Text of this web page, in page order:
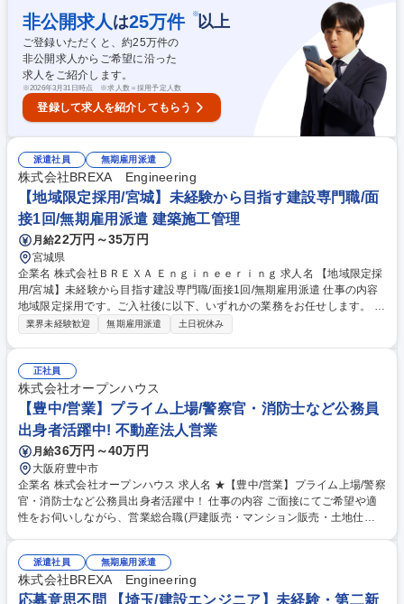
ど）の 製造を行うプラントで機械や電気の専門家として働いていただきま
す。 【～人気の理由ベスト3～学歴や職歴関係なく市場価値の上がる仕
事！】 1：高難易度国家資格を充実のサポートで習得可能！ 2：市場価値
が高い＝収入も高い（自立したい方におすすめ） 3：社会の役に立つ仕事
（あなたの仕事がみんなの生活を支えます！） 募集職種 未経験OK【接
客・販売経験者向け/建設専門職】無期雇用派遣/面接1回/WEB面接
非公開求人 は25万件 ※以上
ご登録いただくと、約25万件の
非公開求人からご希望に沿った
求人をご紹介します。
※2026年3月31日時点 ※求人数＝採用予定人数
登録して求人を紹介してもらう
派遣社員 無期雇用派遣
株式会社BREXA Engineering
【地域限定採用/宮城】未経験から目指す建設専門職/面
接1回/無期雇用派遣 建築施工管理
月給22万円～35万円
宮城県
企業名 株式会社ＢＲＥＸＡ Ｅｎｇｉｎｅｅｒｉｎｇ 求人名 【地域限定採
用/宮城】未経験から目指す建設専門職/面接1回/無期雇用派遣 仕事の内容
地域限定採用です。ご入社後に以下、いずれかの業務をお任せします。 ■
施工管理：ビルやマンションに限らず、工事を行う際に必要な進行役で
造を行うプラントで機械や電気の専門家として働いていただきます。 【～
人気の理由ベスト3～学歴や職歴関係なく市場価値の上がる仕事！】 1：
高難易度国家資格を充実のサポートで習得可能！ 2：市場価値が高い＝収
入も高い（自立したい方におすすめ） 3：社会の役に立つ仕事（あなたの
仕事がみんなの生活を支えます！） 募集職種 【地域限定採用/宮城】未経
験から目指す建設専門職/面接1回/無期雇用派遣
業界未経験歓迎 無期雇用派遣 土日祝休み
正社員
株式会社オープンハウス
【豊中/営業】プライム上場/警察官・消防士など公務員
出身者活躍中! 不動産法人営業
月給36万円～40万円
大阪府豊中市
企業名 株式会社オープンハウス 求人名 ★【豊中/営業】プライム上場/警察
官・消防士など公務員出身者活躍中！ 仕事の内容 ご面接にてご希望や適
性をお伺いしながら、営業総合職(戸建販売・マンション販売・土地仕入
85%以上が年収アップを実現！圧倒的な企業の成長から現在年間400名の
キャリア採用実施中！今チャンスを掴みませんか？■2025年4月から営業
総合職の最低月給が36万円に引き上げられました！固定給が高く、インセ
派遣社員 無期雇用派遣
株式会社BREXA Engineering
応募意思不問 【埼玉/建設エンジニア】未経験・第二新